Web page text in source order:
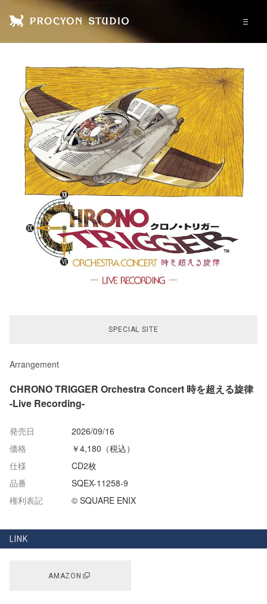
SPECIAL SITE
Arrangement
CHRONO TRIGGER Orchestra Concert 時を超える旋律
-Live Recording-
発売日
2026/09/16
価格
￥4,180（税込）
仕様
CD2枚
品番
SQEX-11258-9
権利表記
© SQUARE ENIX
LINK
AMAZON